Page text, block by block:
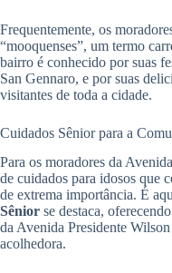
Frequentemente, os
“mooquenses”, um termo
bairro é conhecido por suas
San Gennaro, e por suas
visitantes de toda a cidade.
Cuidados Sênior para a
Para os moradores da
de cuidados para idosos que
de extrema importância. É
Sênior se destaca,
da Avenida Presidente
acolhedora.